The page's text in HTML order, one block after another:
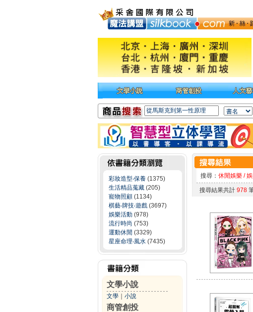
彩妝造型‧保養 (1375)
生活精品蒐藏 (205)
寵物照顧 (1134)
棋藝‧牌技‧遊戲 (3697)
娛樂活動 (978)
流行時尚 (753)
運動休閒 (3329)
星座命理‧風水 (7435)
文學小說
文學 小說
商管創投
搜尋： 休閒娛樂 /
搜尋結果共計 978